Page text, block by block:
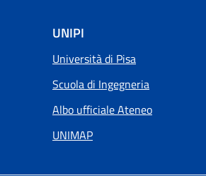
UNIPI
Università di Pisa
Scuola di Ingegneria
Albo ufficiale Ateneo
UNIMAP